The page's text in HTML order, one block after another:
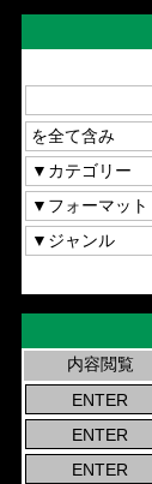
内容閲覧